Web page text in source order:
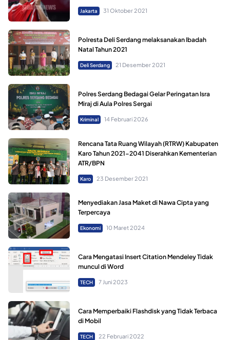
Jakarta 31 Oktober 2021
Polresta Deli Serdang melaksanakan Ibadah
Natal Tahun 2021
Deli Serdang 21 Desember 2021
Polres Serdang Bedagai Gelar Peringatan Isra
Miraj di Aula Polres Sergai
Kriminal 14 Februari 2026
Rencana Tata Ruang Wilayah (RTRW) Kabupaten
Karo Tahun 2021-2041 Diserahkan Kementerian
ATR/BPN
Karo 23 Desember 2021
Menyediakan Jasa Maket di Nawa Cipta yang
Terpercaya
Ekonomi 10 Maret 2024
Cara Mengatasi Insert Citation Mendeley Tidak
muncul di Word
TECH 7 Juni 2023
Cara Memperbaiki Flashdisk yang Tidak Terbaca
di Mobil
TECH 22 Februari 2022